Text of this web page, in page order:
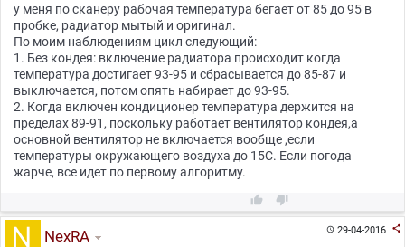
у меня по сканеру рабочая температура бегает от 85 до 95 в
пробке, радиатор мытый и оригинал.
По моим наблюдениям цикл следующий:
1. Без кондея: включение радиатора происходит когда
температура достигает 93-95 и сбрасывается до 85-87 и
выключается, потом опять набирает до 93-95.
2. Когда включен кондиционер температура держится на
пределах 89-91, поскольку работает вентилятор кондея,а
основной вентилятор не включается вообще ,если
температуры окружающего воздуха до 15С. Если погода
жарче, все идет по первому алгоритму.
 
29-04-2016 
NexRA